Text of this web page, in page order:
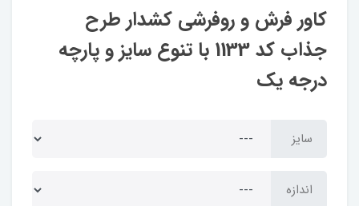
کاور فرش و روفرشی کشدار طرح
جذاب کد 1133 با تنوع سایز و پارچه
درجه یک
سایز
اندازه